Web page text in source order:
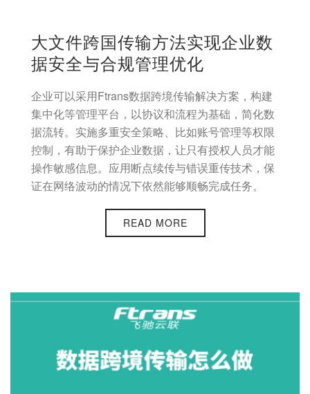
大文件跨国传输方法实现企业数
据安全与合规管理优化
企业可以采用Ftrans数据跨境传输解决方案，构建
集中化等管理平台，以协议和流程为基础，简化数
据流转。实施多重安全策略、比如账号管理等权限
控制，有助于保护企业数据，让只有授权人员才能
操作敏感信息。应用断点续传与错误重传技术，保
证在网络波动的情况下依然能够顺畅完成任务。
READ MORE